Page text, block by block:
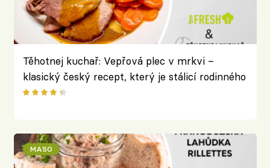
Těhotnej kuchař: Vepřová plec v mrkvi –
klasický český recept, který je stálicí rodinného
repertoáru
MASO